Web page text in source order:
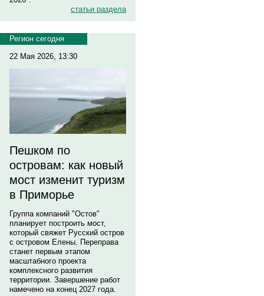
статьи раздела
Регион сегодня
22 Мая 2026, 13:30
Пешком по
островам: как новый
мост изменит туризм
в Приморье
Группа компаний "Остов"
планирует построить мост,
который свяжет Русский остров
с островом Елены. Переправа
станет первым этапом
масштабного проекта
комплексного развития
территории. Завершение работ
намечено на конец 2027 года.